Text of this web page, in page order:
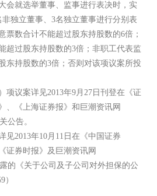
就选举董事、监事进行表决时，实
独立董事、3名独立董事进行分别表
票数合计不能超过股东持股数的6倍；
超过股东持股数的3倍；非职工代表监
东持股数的3倍；否则对该项议案所投
议案详见2013年9月27日刊登在《证
、《上海证券报》和巨潮资讯网
公告。
2013年10月11日在《中国证券
证券时报》及巨潮资讯网
露的《关于公司及子公司对外担保的公
）